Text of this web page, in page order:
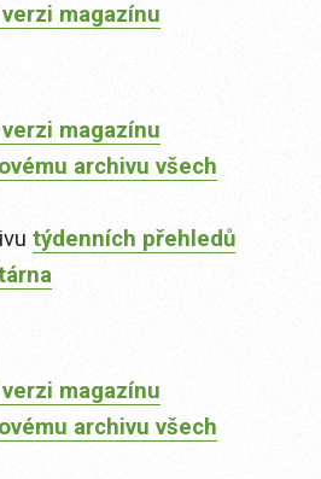
verzi magazínu
verzi magazínu
archivu všech
týdenních přehledů
verzi magazínu
archivu všech